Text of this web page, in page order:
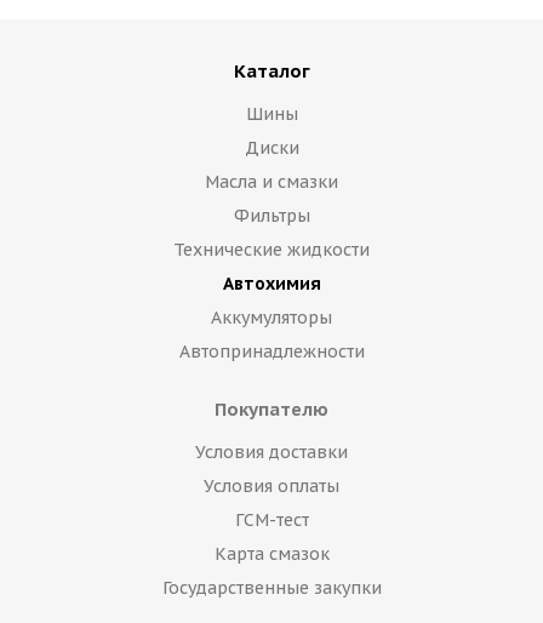
Каталог
Шины
Диски
Масла и смазки
Фильтры
Технические жидкости
Автохимия
Аккумуляторы
Автопринадлежности
Покупателю
Условия доставки
Условия оплаты
ГСМ-тест
Карта смазок
Государственные закупки